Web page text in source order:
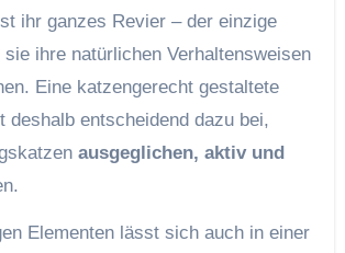
ihr ganzes Revier – der einzige
sie ihre natürlichen Verhaltensweisen
Eine katzengerecht gestaltete
deshalb entscheidend dazu bei,
ausgeglichen, aktiv und
Elementen lässt sich auch in einer